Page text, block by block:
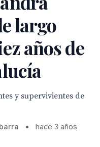
largo
años de
y supervivientes de
• hace 3 años